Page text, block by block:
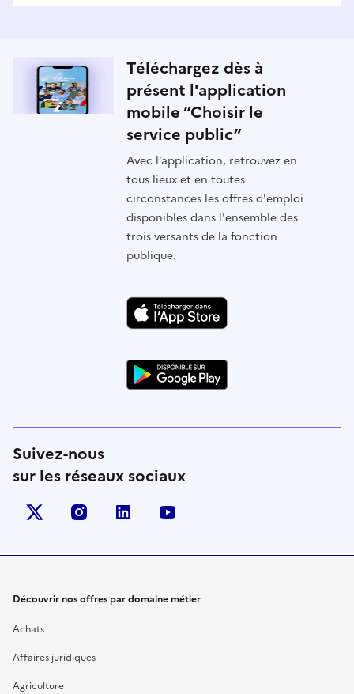
Téléchargez dès à
présent l'application
mobile “Choisir le
service public”
Avec l’application, retrouvez en
tous lieux et en toutes
circonstances les offres d'emploi
disponibles dans l'ensemble des
trois versants de la fonction
publique.
Suivez-nous
sur les réseaux sociaux
X (anciennement Twitter)
instagramlinkedin
Découvrir nos offres par domaine métier
Achats
Affaires juridiques
Agriculture